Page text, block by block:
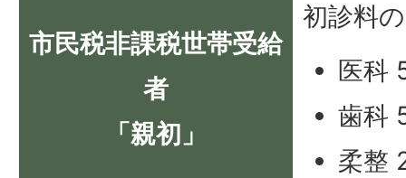
市民税非課税世帯受給
者
「親初」
初診料
医科
歯科
柔整